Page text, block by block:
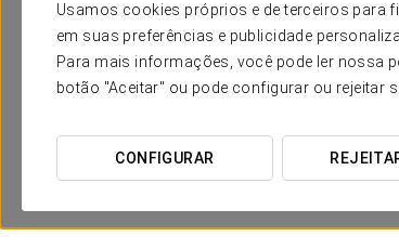
Usamos cookies próprios e de terceiros para
em suas preferências e publicidade
Para mais informações, você pode ler nossa
botão "Aceitar" ou pode configurar ou rejeitar
CONFIGURAR